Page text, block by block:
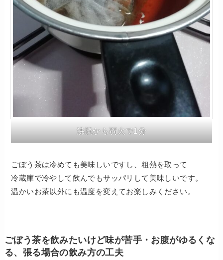
沸騰から弱火で1分
ごぼう茶は冷めても美味しいですし、粗熱を取って
冷蔵庫で冷やして飲んでもサッパリして美味しいです。
温かいお茶以外にも温度を変えてお楽しみください。
ごぼう茶を飲みたいけど味が苦手・お腹がゆるくな
る、張る場合の飲み方の工夫